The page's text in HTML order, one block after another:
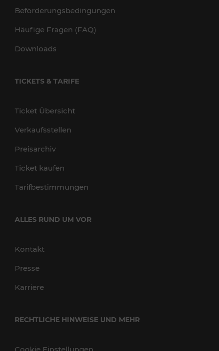
Beförderungsbedingungen
Häufige Fragen (FAQ)
Downloads
TICKETS & TARIFE
Ticket Übersicht
Verkaufsstellen
Preisarchiv
Ticket kaufen
Tarifbestimmungen
ALLES RUND UM VOR
Kontakt
Presse
Karriere
RECHTLICHE HINWEISE UND MEHR